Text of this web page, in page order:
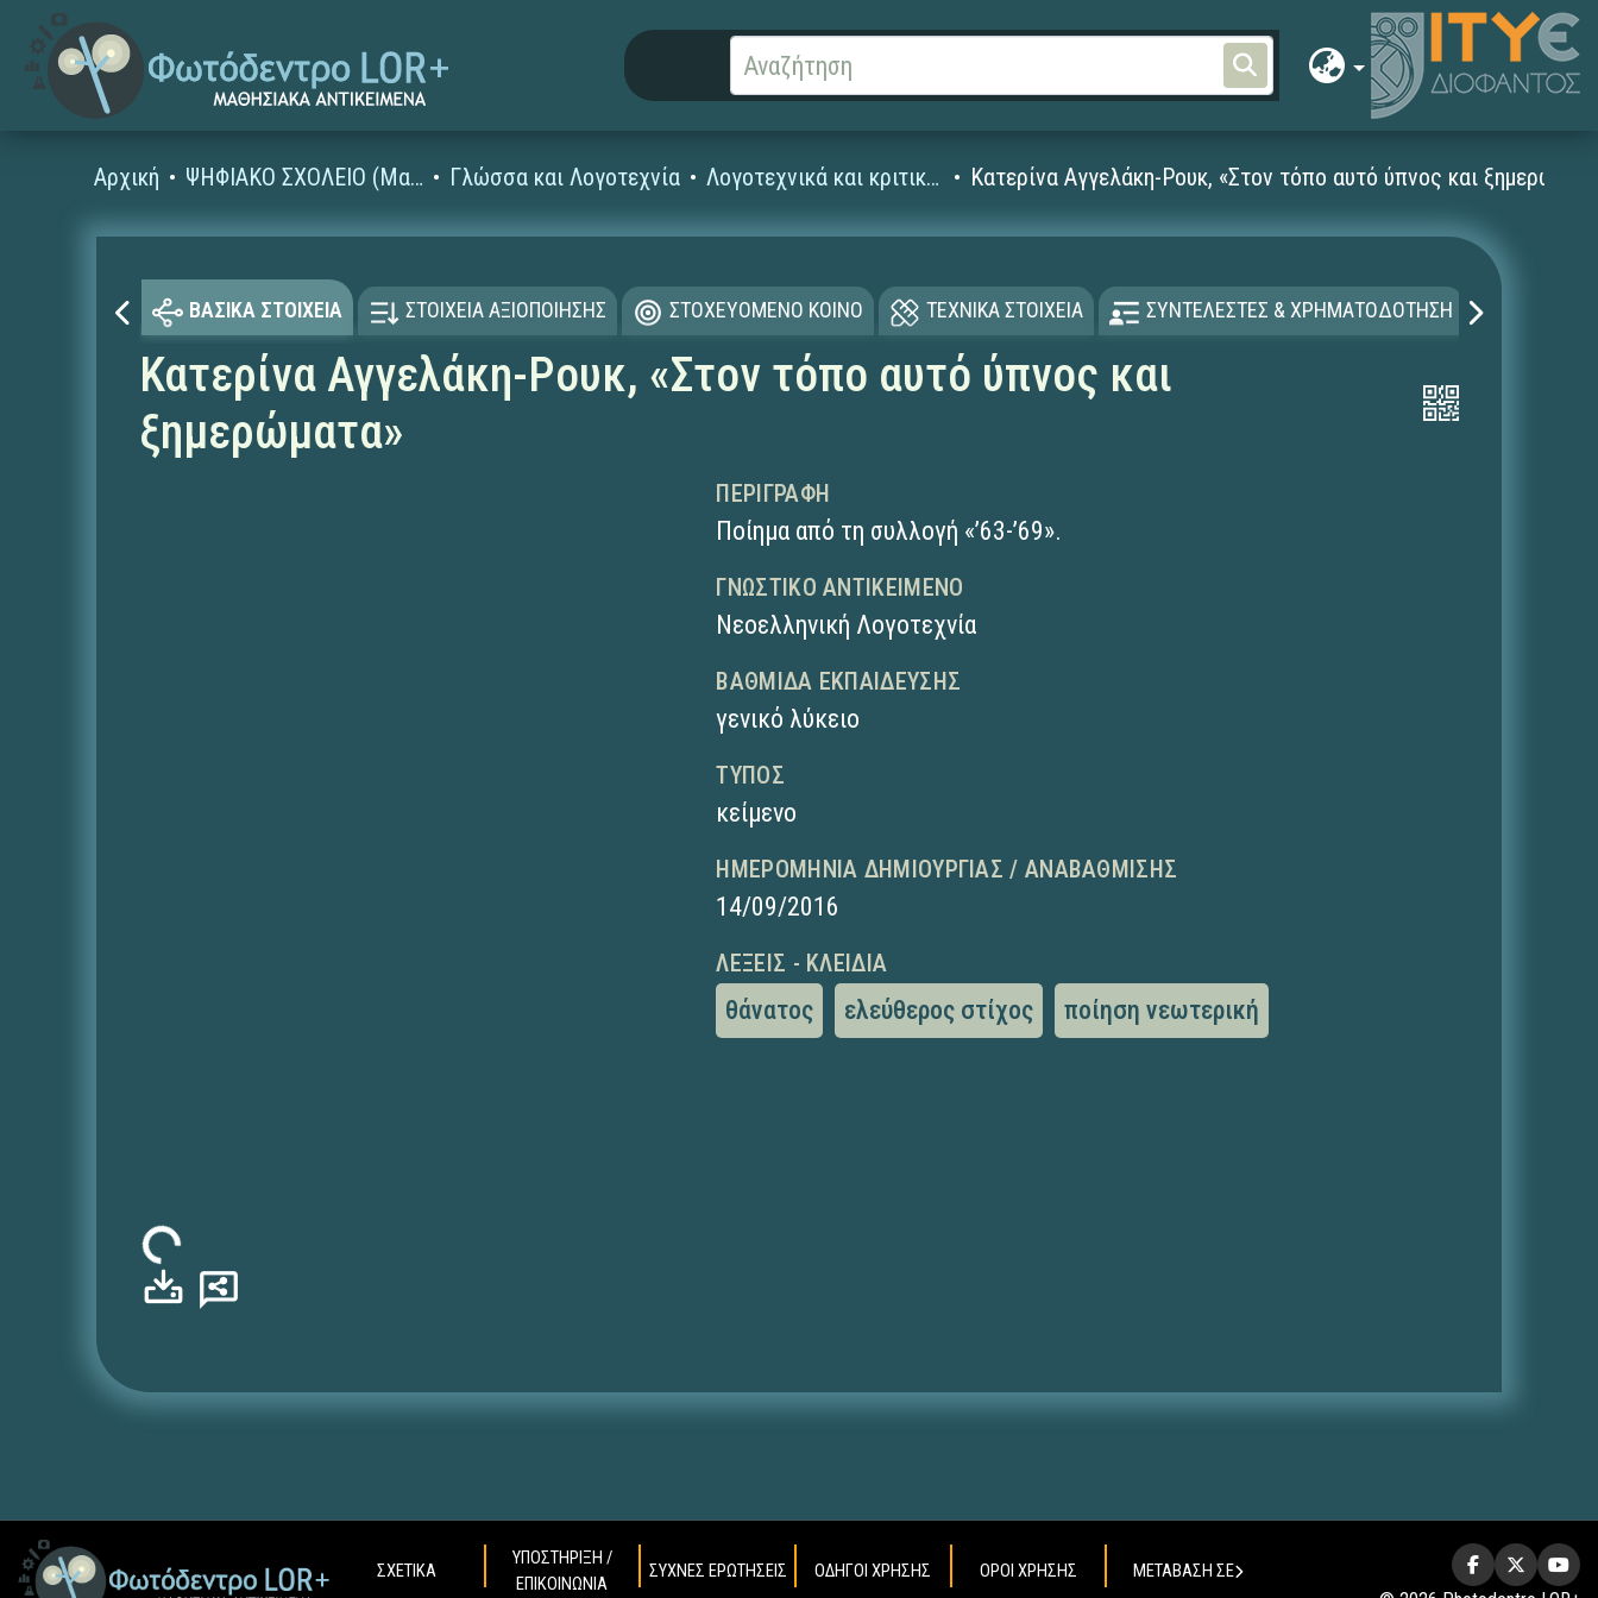
Αρχική ΨΗΦΙΑΚΟ ΣΧΟΛΕΙΟ (Μαθησιακά Αντικείμενα) Γλώσσα και Λογοτεχνία Λογοτεχνικά και κριτικά κείμενα Κατερίνα Αγγελάκη-Ρουκ, «Στον τόπο αυτό ύπνος και
ΒΑΣΙΚΑ ΣΤΟΙΧΕΙΑ ΣΤΟΙΧΕΙΑ ΑΞΙΟΠΟΙΗΣΗΣ ΣΤΟΧΕΥΟΜΕΝΟ ΚΟΙΝΟ ΤΕΧΝΙΚΑ ΣΤΟΙΧΕΙΑ ΣΥΝΤΕΛΕΣΤΕΣ & ΧΡΗΜΑΤΟΔΟΤΗΣΗ
Κατερίνα Αγγελάκη-Ρουκ, «Στον τόπο αυτό ύπνος και
ξημερώματα»
Φόρτωση...
ΠΕΡΙΓΡΑΦΉ
Ποίημα από τη συλλογή «’63-’69».
ΓΝΩΣΤΙΚΌ ΑΝΤΙΚΕΊΜΕΝΟ
Νεοελληνική Λογοτεχνία
ΒΑΘΜΊΔΑ ΕΚΠΑΊΔΕΥΣΗΣ
γενικό λύκειο
ΤΎΠΟΣ
κείμενο
ΗΜΕΡΟΜΗΝΊΑ ΔΗΜΙΟΥΡΓΊΑΣ / ΑΝΑΒΆΘΜΙΣΗΣ
14/09/2016
ΛΈΞΕΙΣ - ΚΛΕΙΔΙΆ
θάνατος ελεύθερος στίχος ποίηση νεωτερική
ΣΧΕΤΙΚΑ
ΥΠΟΣΤΗΡΙΞΗ /
ΕΠΙΚΟΙΝΩΝΙΑ
ΣΥΧΝΕΣ ΕΡΩΤΗΣΕΙΣ ΟΔΗΓΟΙ ΧΡΗΣΗΣ ΟΡΟΙ ΧΡΗΣΗΣ ΜΕΤΑΒΑΣΗ ΣΕ